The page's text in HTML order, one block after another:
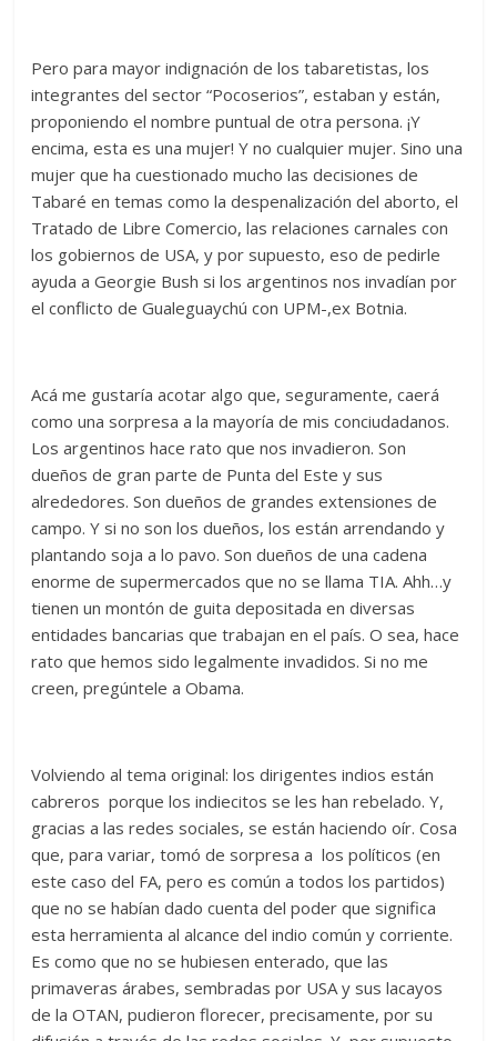
Pero para mayor indignación de los tabaretistas, los
integrantes del sector “Pocoserios”, estaban y están,
proponiendo el nombre puntual de otra persona. ¡Y
encima, esta es una mujer! Y no cualquier mujer. Sino una
mujer que ha cuestionado mucho las decisiones de
Tabaré en temas como la despenalización del aborto, el
Tratado de Libre Comercio, las relaciones carnales con
los gobiernos de USA, y por supuesto, eso de pedirle
ayuda a Georgie Bush si los argentinos nos invadían por
el conflicto de Gualeguaychú con UPM-,ex Botnia.
Acá me gustaría acotar algo que, seguramente, caerá
como una sorpresa a la mayoría de mis conciudadanos.
Los argentinos hace rato que nos invadieron. Son
dueños de gran parte de Punta del Este y sus
alrededores. Son dueños de grandes extensiones de
campo. Y si no son los dueños, los están arrendando y
plantando soja a lo pavo. Son dueños de una cadena
enorme de supermercados que no se llama TIA. Ahh…y
tienen un montón de guita depositada en diversas
entidades bancarias que trabajan en el país. O sea, hace
rato que hemos sido legalmente invadidos. Si no me
creen, pregúntele a Obama.
Volviendo al tema original: los dirigentes indios están
cabreros porque los indiecitos se les han rebelado. Y,
gracias a las redes sociales, se están haciendo oír. Cosa
que, para variar, tomó de sorpresa a los políticos (en
este caso del FA, pero es común a todos los partidos)
que no se habían dado cuenta del poder que significa
esta herramienta al alcance del indio común y corriente.
Es como que no se hubiesen enterado, que las
primaveras árabes, sembradas por USA y sus lacayos
de la OTAN, pudieron florecer, precisamente, por su